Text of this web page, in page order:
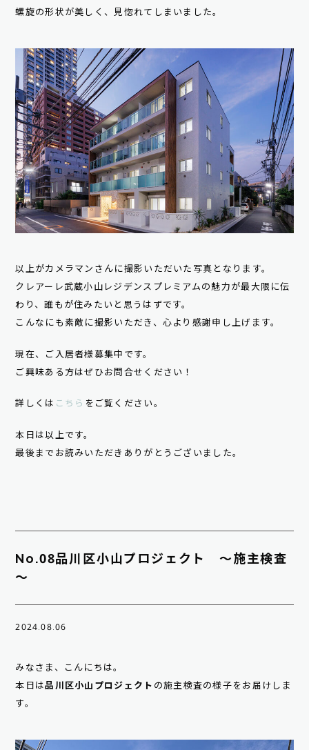
螺旋の形状が美しく、見惚れてしまいました。
以上がカメラマンさんに撮影いただいた写真となります。
クレアーレ武蔵小山レジデンスプレミアムの魅力が最大限に伝
わり、誰もが住みたいと思うはずです。
こんなにも素敵に撮影いただき、心より感謝申し上げます。
現在、ご入居者様募集中です。
ご興味ある方はぜひお問合せください！
詳しくは こちら をご覧ください。
本日は以上です。
最後までお読みいただきありがとうございました。
No.08品川区小山プロジェクト ～施主検査
～
2024.08.06
みなさま、こんにちは。
本日は品川区小山プロジェクト の施主検査の様子をお届けしま
す。